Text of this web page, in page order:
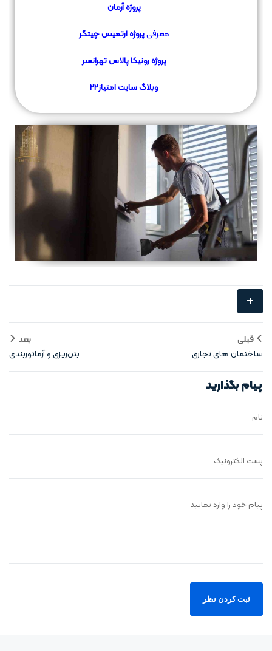
پروژه آرمان
معرفیپروژه ارتمیس چیتگر
پروژه رونیکا پالاس تهرانسر
وبلاگ سایتامتیاز22
+
قبلی
ساختمان های تجاری
بعد
بتن‌ریزی و آرماتوربندی
پیام بگذارید
نام
پست الکترونیک
پیام خود را وارد نمایید